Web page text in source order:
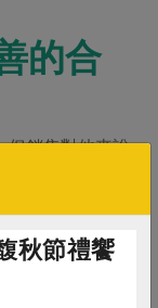
的合
但銷售對他來說
麼懂得業務推
社。聊到主婦
貨去錢就來，
示合作社幫你
秋節禮饗